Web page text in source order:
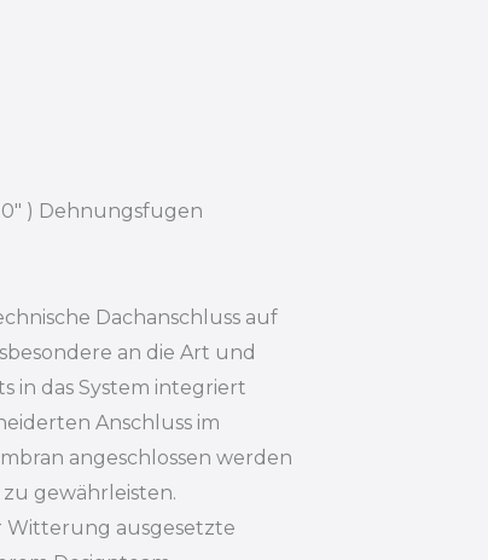
) Dehnungsfugen
Dachanschluss auf
an die Art und
in das System integriert
Anschluss im
angeschlossen werden
gewährleisten.
Witterung ausgesetzte